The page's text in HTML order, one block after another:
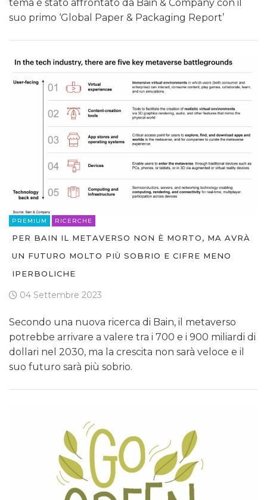
tema è stato affrontato da Bain & Company con il
suo primo ‘Global Paper & Packaging Report’
PREMIUM RICERCHE
PER BAIN IL METAVERSO NON È MORTO, MA AVRÀ
UN FUTURO MOLTO PIÙ SOBRIO E CIFRE MENO
IPERBOLICHE
04 Settembre 2023
Secondo una nuova ricerca di Bain, il metaverso
potrebbe arrivare a valere tra i 700 e i 900 miliardi di
dollari nel 2030, ma la crescita non sarà veloce e il
suo futuro sarà più sobrio.